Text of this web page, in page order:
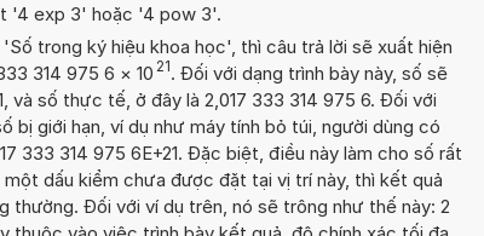
'4 exp 3' hoặc '4 pow 3'.
trong ký hiệu khoa học', thì câu trả lời sẽ xuất hiện
314 975 6 × 10 21. Đối với dạng trình bày này, số sẽ
và số thực tế, ở đây là 2,017 333 314 975 6. Đối với
bị giới hạn, ví dụ như máy tính bỏ túi, người dùng có
333 314 975 6E+21. Đặc biệt, điều này làm cho số rất
dấu kiểm chưa được đặt tại vị trí này, thì kết quả
Đối với ví dụ trên, nó sẽ trông như thế này: 2